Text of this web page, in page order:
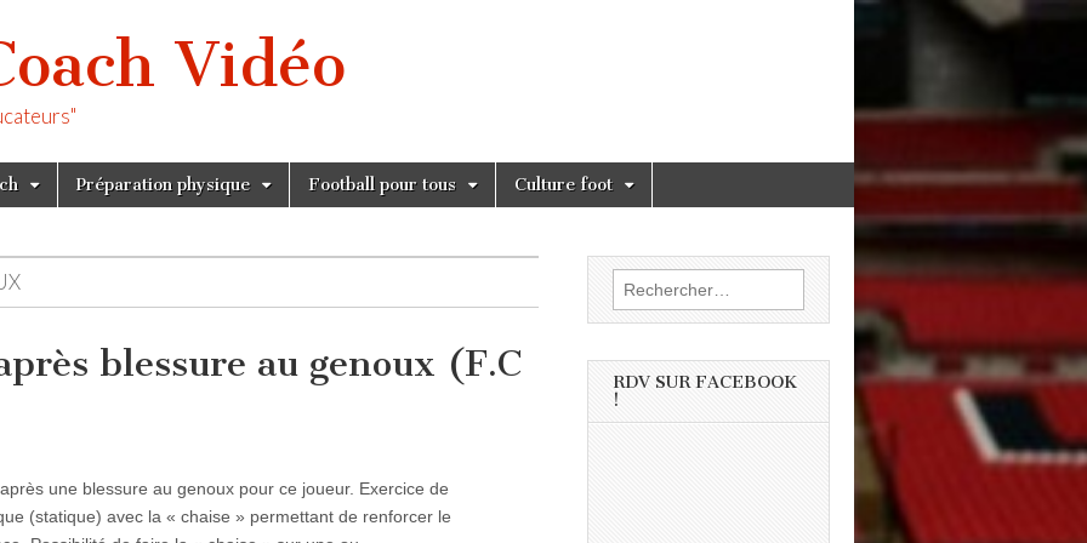
Vidéo
Préparation physique Football pour tous Culture foot
blessure au genoux (F.C
une blessure au genoux pour ce joueur. Exercice de
(statique) avec la « chaise » permettant de renforcer le
Rechercher :
RDV SUR FACEBOOK
!